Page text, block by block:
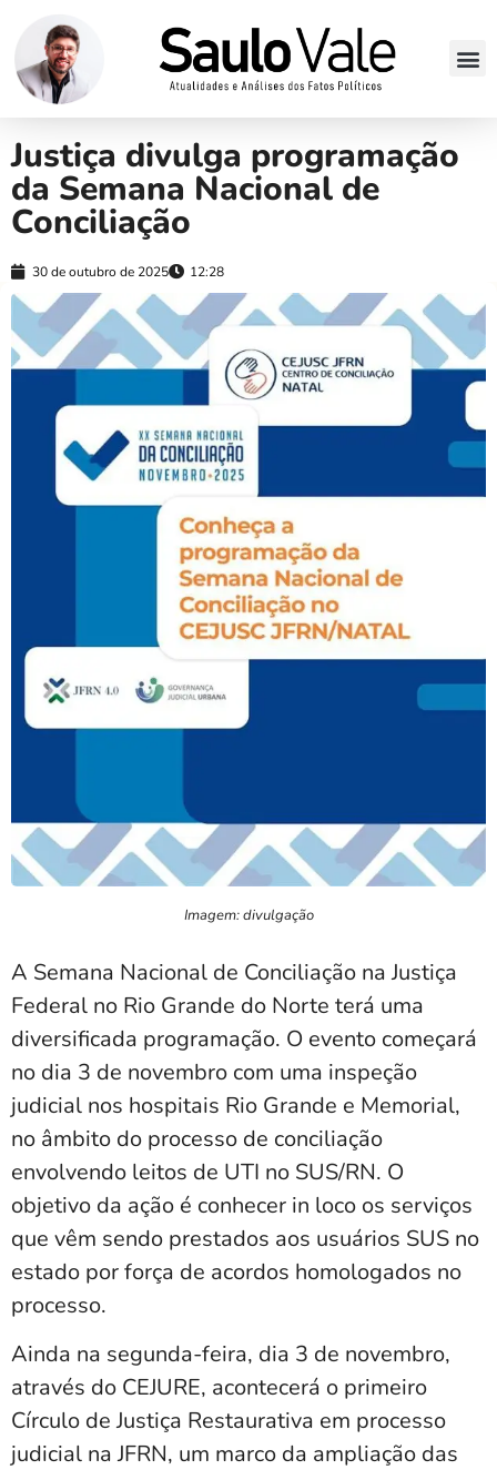
Justiça divulga programação
da Semana Nacional de
Conciliação
30 de outubro de 2025 12:28
Imagem: divulgação
A Semana Nacional de Conciliação na Justiça
Federal no Rio Grande do Norte terá uma
diversificada programação. O evento começará
no dia 3 de novembro com uma inspeção
judicial nos hospitais Rio Grande e Memorial,
no âmbito do processo de conciliação
envolvendo leitos de UTI no SUS/RN. O
objetivo da ação é conhecer in loco os serviços
que vêm sendo prestados aos usuários SUS no
estado por força de acordos homologados no
processo.
Ainda na segunda-feira, dia 3 de novembro,
através do CEJURE, acontecerá o primeiro
Círculo de Justiça Restaurativa em processo
judicial na JFRN, um marco da ampliação das